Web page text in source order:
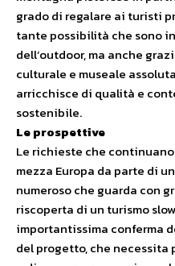
grado di regalare ai turisti
tante possibilità che sono
dell’outdoor, ma anche
culturale e museale
arricchisce di qualità e
sostenibile.
Le prospettive
Le richieste che
mezza Europa da parte di
numeroso che guarda con
riscoperta di un turismo
importantissima conferma
del progetto, che necessita